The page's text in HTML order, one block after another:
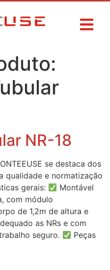
NR-18
se destaca dos
qualidade e normatização
gerais:
Montável
com módulo
de 1,2m de altura e
as NRs e com
seguro.
Peças